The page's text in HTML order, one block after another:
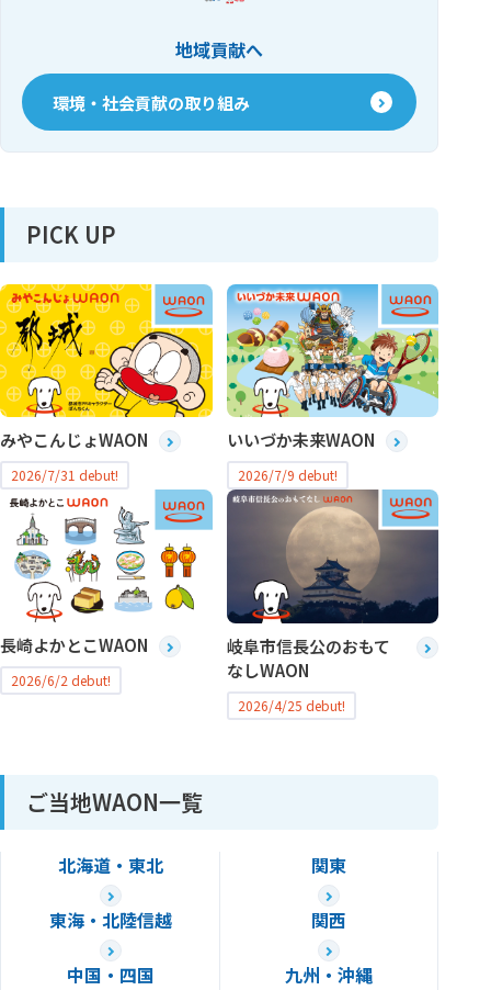
地域貢献へ
環境・社会貢献の取り組み
PICK UP
みやこんじょWAON
2026/7/31 debut!
いいづか未来WAON
2026/7/9 debut!
長崎よかとこWAON
2026/6/2 debut!
岐阜市信長公のおもて
なしWAON
2026/4/25 debut!
ご当地WAON一覧
北海道・ 東北 関東
東海・ 北陸信越 関西
中国・四国 九州・沖縄